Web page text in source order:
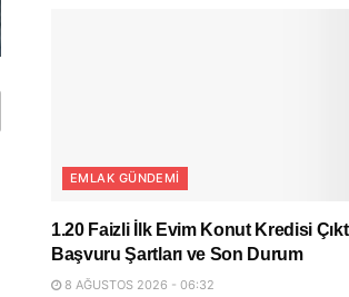
EMLAK GÜNDEMI
1.20 Faizli İlk Evim Konut Kredisi
Başvuru Şartları ve Son Durum
8 AĞUSTOS 2026 - 06:32